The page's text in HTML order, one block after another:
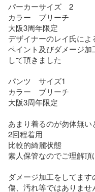
パーカーサイズ　2
カラー　ブリーチ
大阪3周年限定
デザイナーのレイ氏によ
ペイント及びダメージ
して頂きました
パンツ　サイズ1
カラー　ブリーチ
大阪3周年限定
あまり着るのが勿体無い
2回程着用
比較的綺麗状態
素人保管なのでご理解頂
ダメージ加工をしてます
傷、汚れ等ではありませ